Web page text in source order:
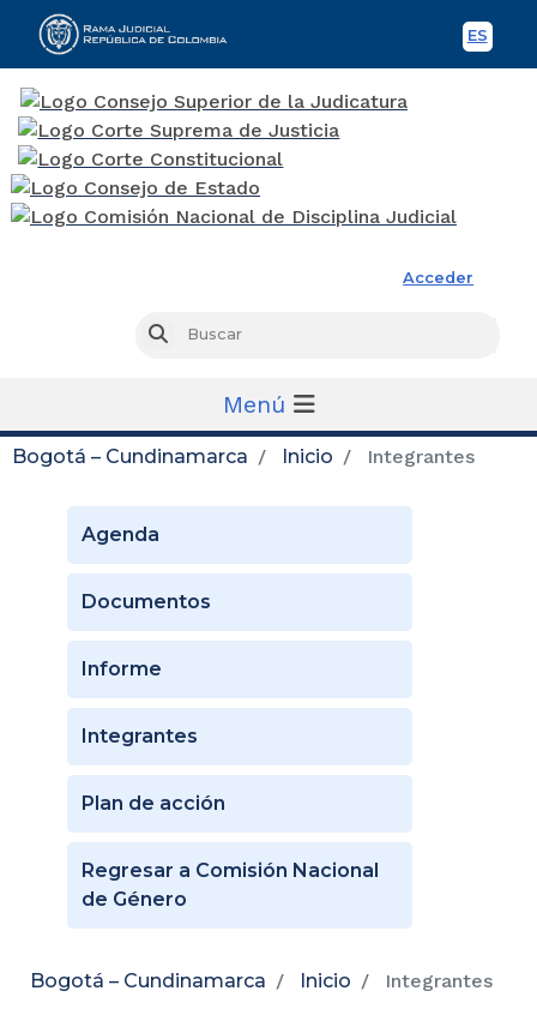
ES
Acceder
Buscar
Menú
Bogotá – Cundinamarca Inicio Integrantes
Agenda
Documentos
Informe
Integrantes
Plan de acción
Regresar a Comisión Nacional
de Género
Bogotá – Cundinamarca Inicio Integrantes